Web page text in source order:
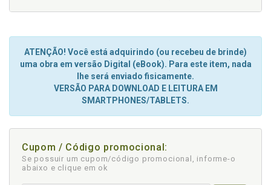
ATENÇÃO! Você está adquirindo (ou recebeu de brinde)
uma obra em versão Digital (eBook). Para este item, nada
lhe será enviado fisicamente.
VERSÃO PARA DOWNLOAD E LEITURA EM
SMARTPHONES/TABLETS.
Cupom / Código promocional:
Se possuir um cupom/código promocional, informe-o
abaixo e clique em ok